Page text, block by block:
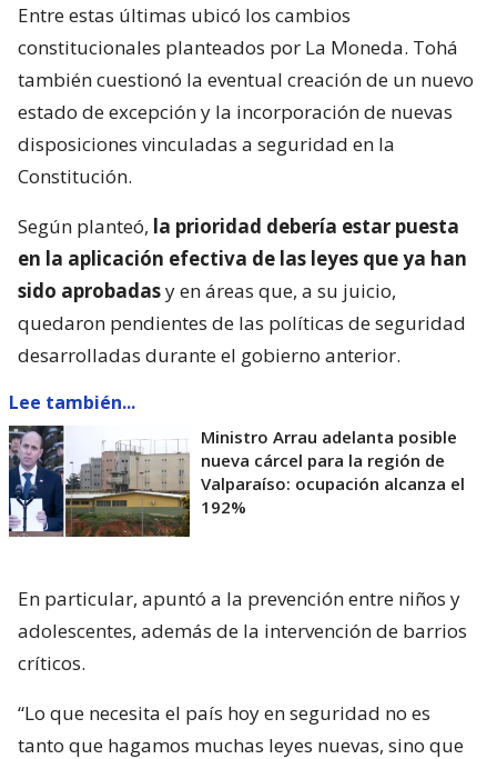
Entre estas últimas ubicó los cambios
constitucionales planteados por La Moneda. Tohá
también cuestionó la eventual creación de un nuevo
estado de excepción y la incorporación de nuevas
disposiciones vinculadas a seguridad en la
Constitución.
Según planteó, la prioridad debería estar puesta
en la aplicación efectiva de las leyes que ya han
sido aprobadasy en áreas que, a su juicio,
quedaron pendientes de las políticas de seguridad
desarrolladas durante el gobierno anterior.
Lee también...
Ministro Arrau adelanta posible
nueva cárcel para la región de
Valparaíso: ocupación alcanza el
192%
En particular, apuntó a la prevención entre niños y
adolescentes, además de la intervención de barrios
críticos.
“Lo que necesita el país hoy en seguridad no es
tanto que hagamos muchas leyes nuevas, sino que